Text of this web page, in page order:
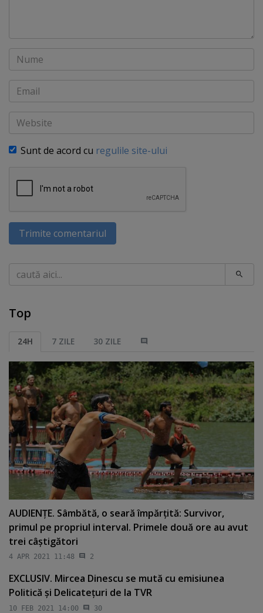
Nume
Email
Website
Sunt de acord cu regulile site-ului
Trimite comentariul
Caută
Top
24H 7 ZILE 30 ZILE
AUDIENŢE. Sâmbătă, o seară împărţită: Survivor,
primul pe propriul interval. Primele două ore au avut
trei câştigători
4 APR 2021 11:48 2
EXCLUSIV. Mircea Dinescu se mută cu emisiunea
Politică şi Delicateţuri de la TVR
10 FEB 2021 14:00 30